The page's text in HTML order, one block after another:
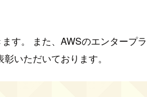
。 また、AWSのエンタープ
いただいております。